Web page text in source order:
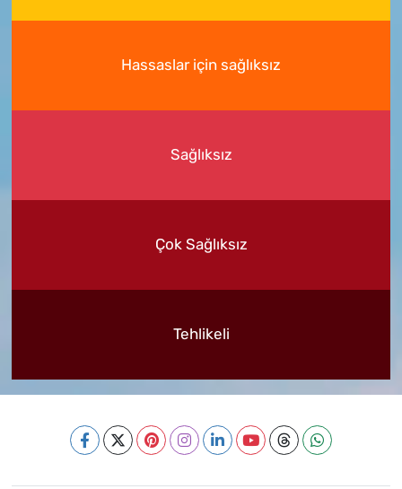
Hassaslar için sağlıksız
Sağlıksız
Çok Sağlıksız
Tehlikeli